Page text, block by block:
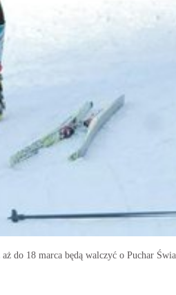
do 18 marca będą walczyć o Puchar